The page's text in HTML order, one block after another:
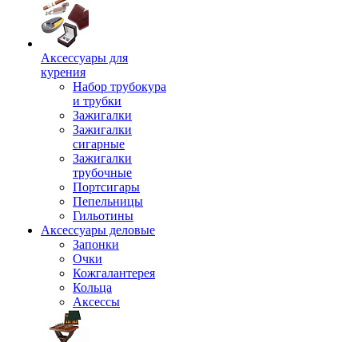
Аксессуары для
курения
Набор трубокура
и трубки
Зажигалки
Зажигалки
сигарные
Зажигалки
трубочные
Портсигары
Пепельницы
Гильотины
Аксессуары деловые
Запонки
Очки
Кожгалантерея
Кольца
Аксессы